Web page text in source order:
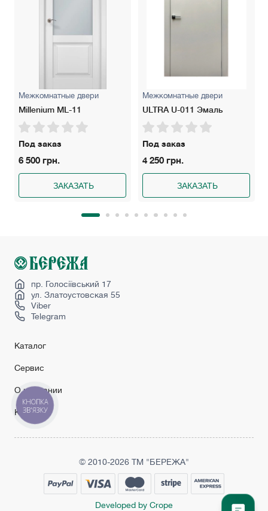
Межкомнатные двери
Millenium ML-11
Под заказ
6 500 грн.
ЗАКАЗАТЬ
Межкомнатные двери
ULTRA U-011 Эмаль
Под заказ
4 250 грн.
ЗАКАЗАТЬ
пр. Голосіївський 17
ул. Златоустовская 55
Viber
Telegram
Каталог
Сервис
О компании
Контакты
© 2010-2026 ТМ "БЕРЕЖА"
Developed by Crope
КНОПКА
ЗВ'ЯЗКУ